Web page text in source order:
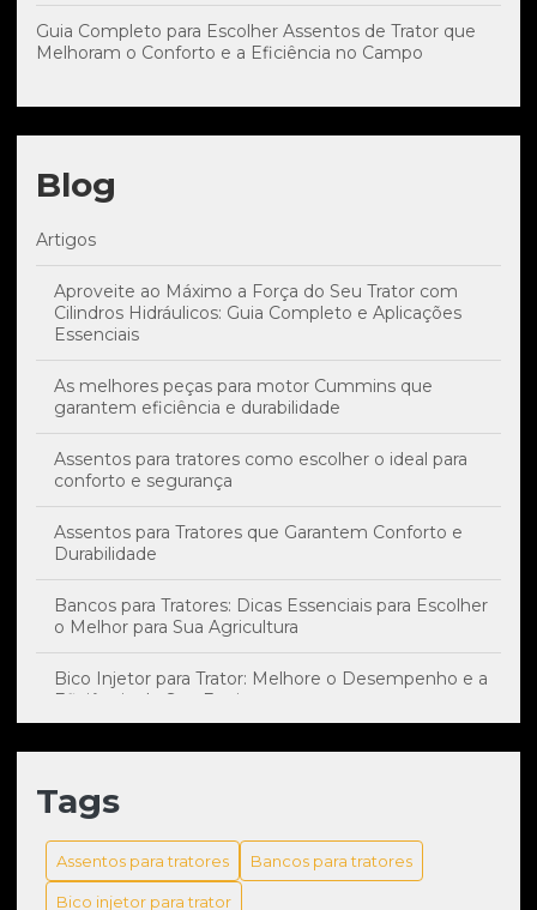
Guia Completo para Escolher Assentos de Trator que
Melhoram o Conforto e a Eficiência no Campo
Blog
Artigos
Aproveite ao Máximo a Força do Seu Trator com
Cilindros Hidráulicos: Guia Completo e Aplicações
Essenciais
As melhores peças para motor Cummins que
garantem eficiência e durabilidade
Assentos para tratores como escolher o ideal para
conforto e segurança
Assentos para Tratores que Garantem Conforto e
Durabilidade
Bancos para Tratores: Dicas Essenciais para Escolher
o Melhor para Sua Agricultura
Bico Injetor para Trator: Melhore o Desempenho e a
Eficiência do Seu Equipamento
Bico Injetor: Impacto Essencial no Desempenho e
Bomba hidráulica escavadeira: como escolher a
melhor para sua máquina
Bomba hidráulica escavadeira: tudo que você precisa
Tags
Assentos para tratores Bancos para tratores
Bico injetor para trator